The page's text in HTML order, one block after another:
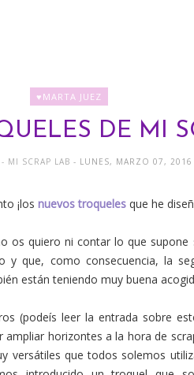
♥MARTA JUEZ
DE MI
- MI SCRAP LAB - LUNES, MARZO 07, 2016
¡los nuevos troqueles que he
os quiero ni contar lo que
y que, como consecuencia, la
están teniendo muy buena
(podeís leer la entrada sobre
horizontes a la hora de
versátiles que todos solemos